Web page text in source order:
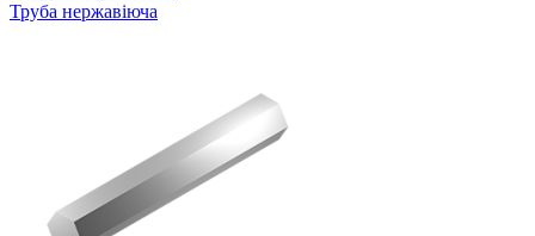
Труба нержавіюча